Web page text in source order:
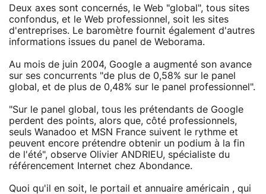
Deux axes sont concernés, le Web "global", tous sites
confondus, et le Web professionnel, soit les sites
d'entreprises. Le baromètre fournit également d'autres
informations issues du panel de Weborama.
Au mois de juin 2004, Google a augmenté son avance
sur ses concurrents "de plus de 0,58% sur le panel
global, et de plus de 0,48% sur le panel professionnel".
"Sur le panel global, tous les prétendants de Google
perdent des points, alors que, côté professionnels,
seuls Wanadoo et MSN France suivent le rythme et
peuvent encore prétendre obtenir un podium à la fin
de l'été", observe Olivier ANDRIEU, spécialiste du
référencement Internet chez Abondance.
Quoi qu'il en soit, le portail et annuaire américain , qui